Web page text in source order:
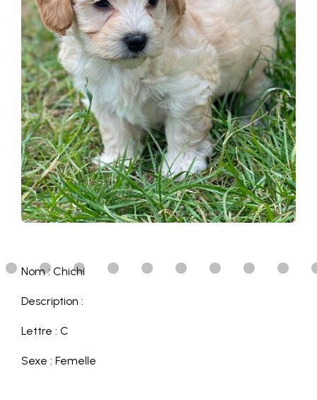
Nom : Chichi
Description :
Lettre : C
Sexe : Femelle